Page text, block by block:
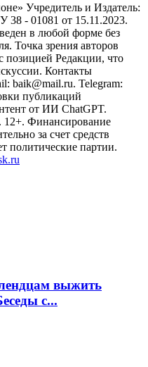
Учредитель и Издатель:
- 01081 от 15.11.2023.
в любой форме без
Точка зрения авторов
позицией Редакции, что
Контакты
baik@mail.ru. Telegram:
публикаций
от ИИ ChatGPT.
Финансирование
за счет средств
политические партии.
выжить
с...